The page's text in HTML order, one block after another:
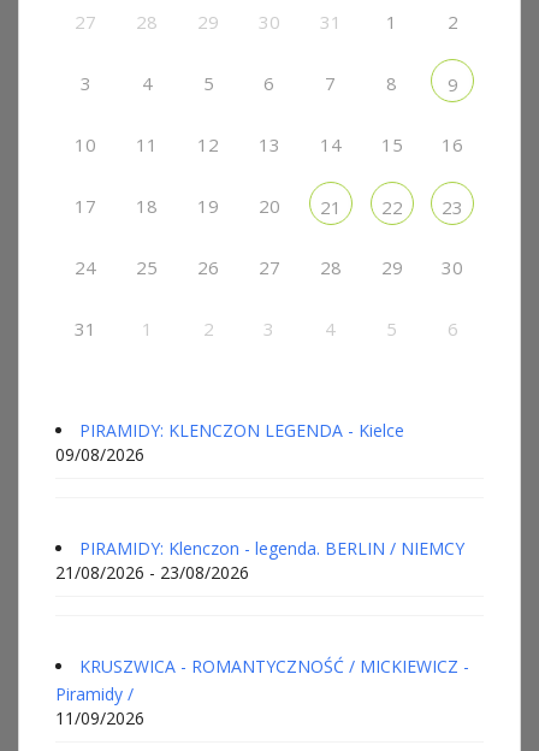
27 28 29 30 31 1 2
3 4 5 6 7 8 9
10 11 12 13 14 15 16
17 18 19 20 21 22 23
24 25 26 27 28 29 30
31 1 2 3 4 5 6
PIRAMIDY: KLENCZON LEGENDA - Kielce
09/08/2026
PIRAMIDY: Klenczon - legenda. BERLIN / NIEMCY
21/08/2026 - 23/08/2026
KRUSZWICA - ROMANTYCZNOŚĆ / MICKIEWICZ -
Piramidy /
11/09/2026